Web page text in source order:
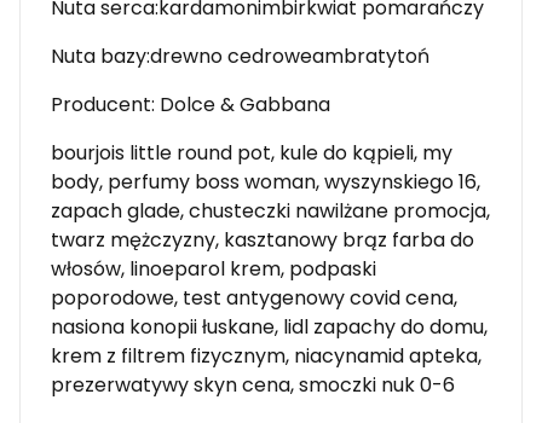
Nuta serca:kardamonimbirkwiat pomarańczy
Nuta bazy:drewno cedroweambratytoń
Producent: Dolce & Gabbana
bourjois little round pot, kule do kąpieli, my
body, perfumy boss woman, wyszynskiego 16,
zapach glade, chusteczki nawilżane promocja,
twarz mężczyzny, kasztanowy brąz farba do
włosów, linoeparol krem, podpaski
poporodowe, test antygenowy covid cena,
nasiona konopii łuskane, lidl zapachy do domu,
krem z filtrem fizycznym, niacynamid apteka,
prezerwatywy skyn cena, smoczki nuk 0-6